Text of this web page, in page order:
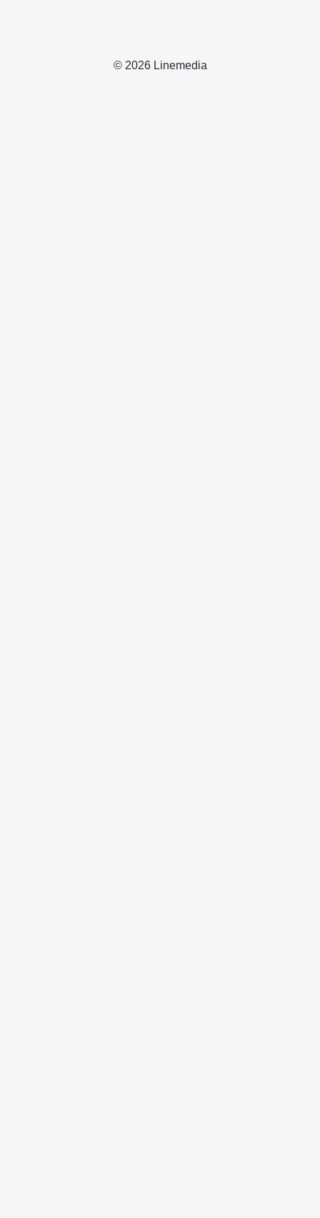
© 2026 Linemedia